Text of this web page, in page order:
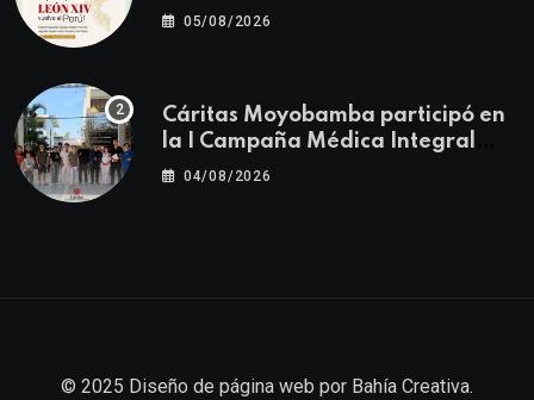
del 11 al 17 de noviembre
05/08/2026
Cáritas Moyobamba participó en
la I Campaña Médica Integral
Gratuita llevando salud y
04/08/2026
© 2025 Diseño de página web por Bahía Creativa.